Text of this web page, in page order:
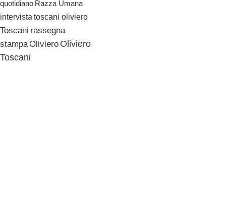
quotidiano Razza Umana
intervista toscani oliviero
Toscani rassegna
stampaOliviero Oliviero
Toscani